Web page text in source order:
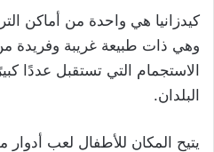
كيدزانيا هي واحدة من أماكن
وهي ذات طبيعة غريبة وفريدة
الاستجمام التي تستقبل عددًا
البلدان.
يتيح المكان للأطفال لعب أدوار